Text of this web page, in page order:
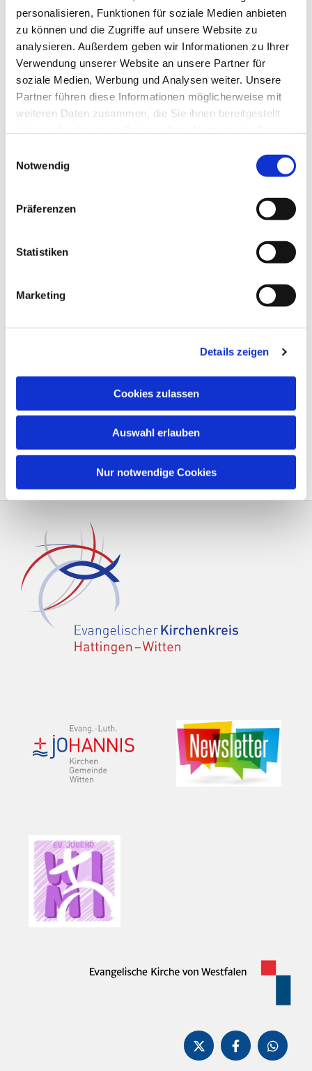
personalisieren, Funktionen für soziale Medien anbieten
zu können und die Zugriffe auf unsere Website zu
analysieren. Außerdem geben wir Informationen zu Ihrer
Verwendung unserer Website an unsere Partner für
soziale Medien, Werbung und Analysen weiter. Unsere
Partner führen diese Informationen möglicherweise mit
weiteren Daten zusammen, die Sie ihnen bereitgestellt
Notwendig
Präferenzen
Statistiken
Marketing
Details zeigen
Cookies zulassen
Auswahl erlauben
Nur notwendige Cookies
Dies könnte Sie auch
interessieren